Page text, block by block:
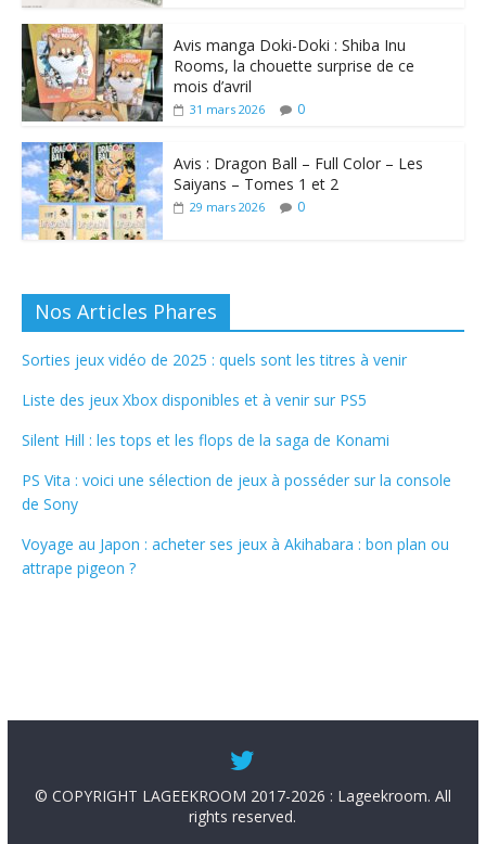
Avis manga Doki-Doki : Shiba Inu
Rooms, la chouette surprise de ce
mois d’avril
31 mars 2026 0
Avis : Dragon Ball – Full Color – Les
Saiyans – Tomes 1 et 2
29 mars 2026 0
Nos Articles Phares
Sorties jeux vidéo de 2025 : quels sont les titres à venir
Liste des jeux Xbox disponibles et à venir sur PS5
Silent Hill : les tops et les flops de la saga de Konami
PS Vita : voici une sélection de jeux à posséder sur la console
de Sony
Voyage au Japon : acheter ses jeux à Akihabara : bon plan ou
attrape pigeon ?
© COPYRIGHT LAGEEKROOM 2017-2026 : Lageekroom. All
rights reserved.